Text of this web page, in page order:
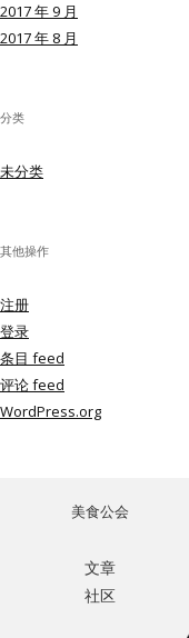
2017 年 9 月
2017 年 8 月
分类
未分类
其他操作
注册
登录
条目 feed
评论 feed
WordPress.org
美食公会
文章
社区